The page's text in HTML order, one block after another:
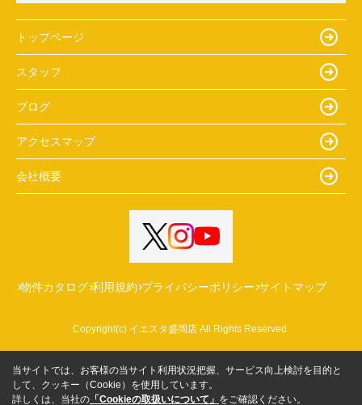
トップページ
スタッフ
ブログ
アクセスマップ
会社概要
物件カタログ 利用規約 プライバシーポリシー サイトマップ
Copyright(c) イエスタ盛岡店 All Rights Reserved.
当サイトでは、お客様の当サイト利用状況把握、サービス向上検討を目的と
して、クッキー（Cookie）を使用しています。
詳しくは、当社の 「Cookieの取扱いについて」 をご確認ください。